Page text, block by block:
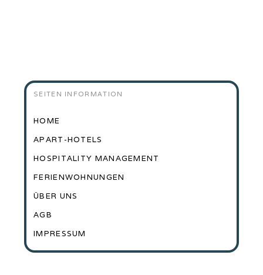
SEITEN INFORMATION
HOME
APART-HOTELS
HOSPITALITY MANAGEMENT
FERIENWOHNUNGEN
ÜBER UNS
AGB
IMPRESSUM